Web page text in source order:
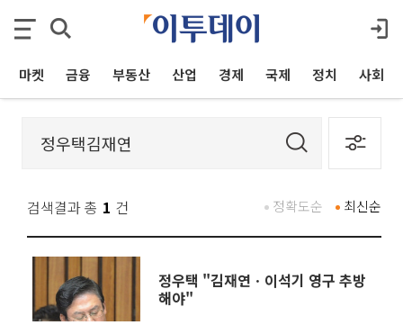
마켓 금융 부동산 산업 경제 국제 정치 사회
검색결과 총 1 건 최신순
정확도순
정우택 "김재연ㆍ이석기 영구 추방
해야"